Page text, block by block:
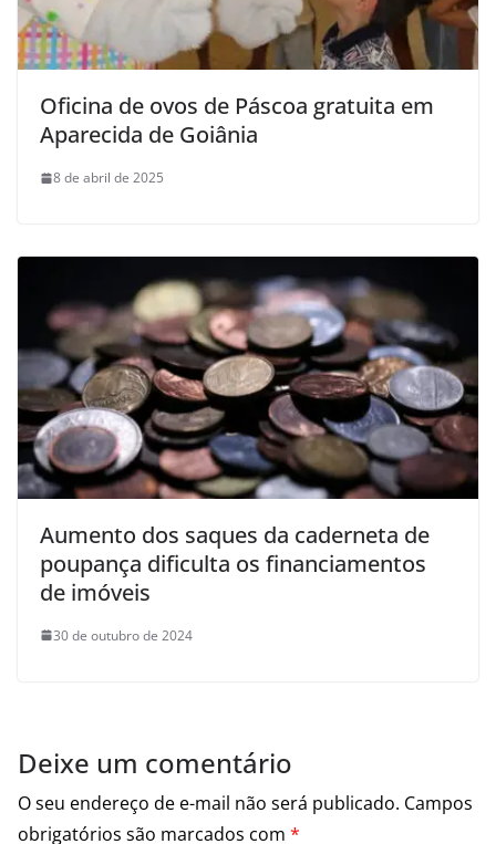
Oficina de ovos de Páscoa gratuita em
Aparecida de Goiânia
8 de abril de 2025
Aumento dos saques da caderneta de
poupança dificulta os financiamentos
de imóveis
30 de outubro de 2024
Deixe um comentário
O seu endereço de e-mail não será publicado. Campos
obrigatórios são marcados com *